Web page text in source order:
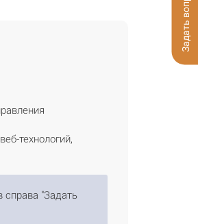
технологий,
"Задать
Задать вопрос